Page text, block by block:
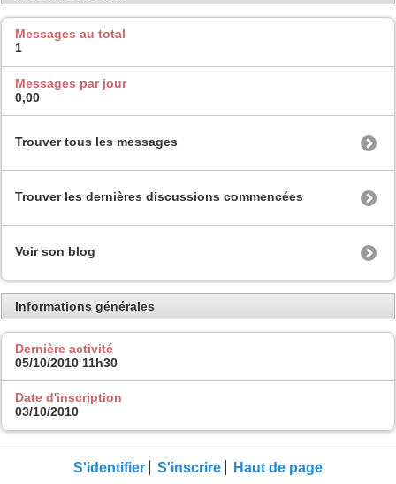
Messages au total
1
Messages par jour
0,00
Trouver tous les messages
Trouver les dernières discussions commencées
Voir son blog
Informations générales
Dernière activité
05/10/2010 11h30
Date d'inscription
03/10/2010
S'identifier S'inscrire Haut de page